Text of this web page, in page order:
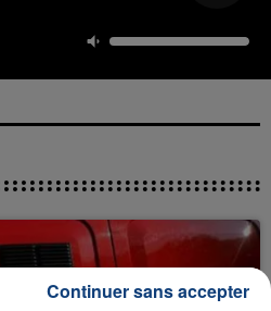
Continuer sans accepter